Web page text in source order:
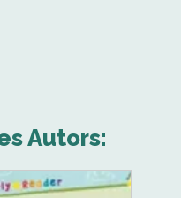
Autors: